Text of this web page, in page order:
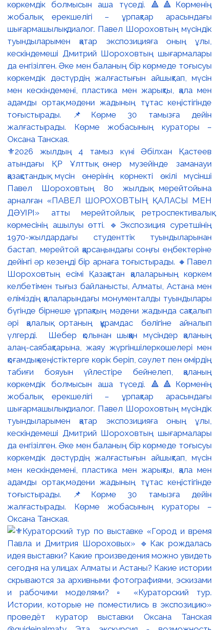
⚜️2026 жылдың 4 тамыз күні Әбілхан Қастеев
атындағы ҚР Ұлттық өнер музейінде заманауи
қазақстандық мүсін өнерінің көрнекті өкілі мүсінші
Павел Шороховтың 80 жылдық мерейтойына
арналған «ПАВЕЛ ШОРОХОВТЫҢ ҚАЛАСЫ МЕН
ДӘУІРІ» атты мерейтойлық ретроспективалық
көрмесінің ашылуы өтті. 🔹Экспозиция суретшінің
1970-жылдардағы студенттік туындыларынан
бастап, мерейтой қарсаңындағы соңғы еңбектеріне
дейінгі әр кезеңді бір арнаға тоғыстырады. 🔸Павел
Шороховтың есімі Қазақстан қалаларының көркем
келбетімен тығыз байланысты, Алматы, Астана мен
еліміздің қалаларындағы монументалды туындылары
бүгінде бірнеше ұрпақтың мәдени жадында сақталып
әрі қалалық ортаның құрамдас бөлігіне айналып
үлгерді. Шебер қолынан шыққан мүсіндер қаланың
алаң-саябақтарына, жаяу жүргіншілеркөшелері мен
қоғамдық кеңістіктерге көрік беріп, сәулет пен өмірдің
табиғи бояуын үйлестіре бейнелеп, қаланың
көркемдік болмысын аша түседі. 🔺🔺Көрменің
жобалық ерекшелігі – ұрпақтар арасындағы
шығармашылық диалог. Павел Шороховтың мүсіндік
туындыларымен қатар экспозицияға оның ұлы,
кескіндемеші Дмитрий Шороховтың шығармалары
да енгізілген. Әке мен баланың бір көрмеде тоғысуы
көркемдік дәстүрдің жалғастығын айшықтап, мүсін
мен кескіндемені, пластика мен жарықты, қала мен
адамды ортақ мәдени жадының тұтас кеңістігінде
тоғыстырады. 📌Көрме 30 тамызға дейін
жалғастырады. Көрме жобасының кураторы –
Оксана Танская.